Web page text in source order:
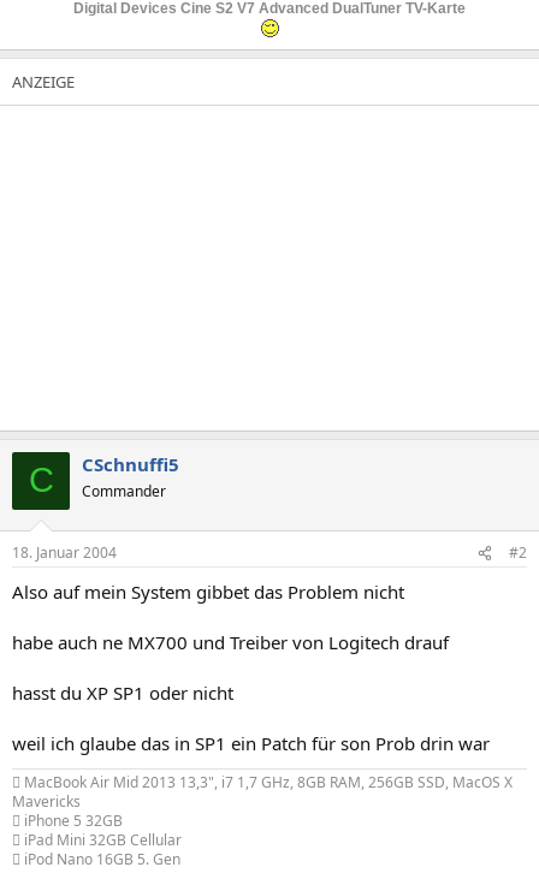
Digital Devices Cine S2 V7 Advanced DualTuner TV-Karte
C CSchnuffi5
Commander
18. Januar 2004 #2
Also auf mein System gibbet das Problem nicht
habe auch ne MX700 und Treiber von Logitech drauf
hasst du XP SP1 oder nicht
weil ich glaube das in SP1 ein Patch für son Prob drin war
 MacBook Air Mid 2013 13,3", i7 1,7 GHz, 8GB RAM, 256GB SSD, MacOS X
Mavericks
 iPhone 5 32GB
 iPad Mini 32GB Cellular
 iPod Nano 16GB 5. Gen